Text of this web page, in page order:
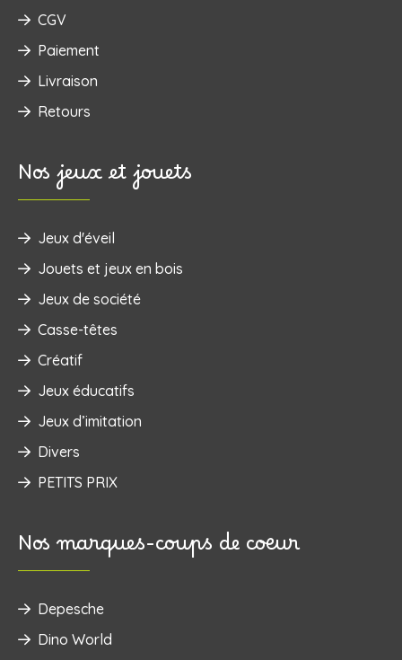
CGV
Paiement
Livraison
Retours
Nos jeux et jouets
Jeux d'éveil
‌Jouets et jeux en bois
Jeux de société
Casse-têtes
Créatif
Jeux éducatifs
Jeux d’imitation
Divers
PETITS PRIX
Nos marques-coups de coeur
Depesche
Dino World